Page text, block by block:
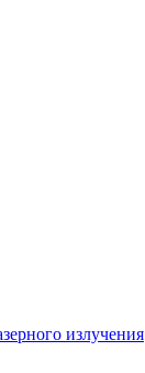
излучения